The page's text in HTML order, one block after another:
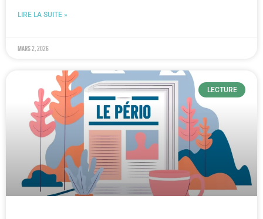
LIRE LA SUITE »
mars 2, 2026
LECTURE